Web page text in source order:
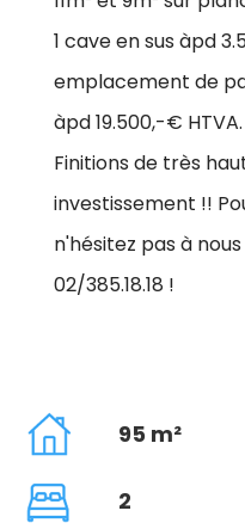
1 cave en sus àpd
emplacement de
àpd 19.500,-€
Finitions de très
investissement !!
n'hésitez pas à
02/385.18.18 !
95 m²
2